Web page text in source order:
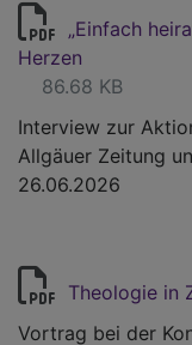
„Einfach
Herzen
86.68 KB
Interview zur
Allgäuer Zeitung
26.06.2026
Theologie in
Vortrag bei der